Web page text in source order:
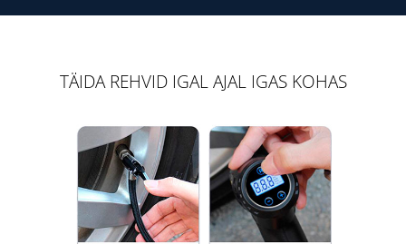
TÄIDA REHVID IGAL AJAL IGAS KOHAS